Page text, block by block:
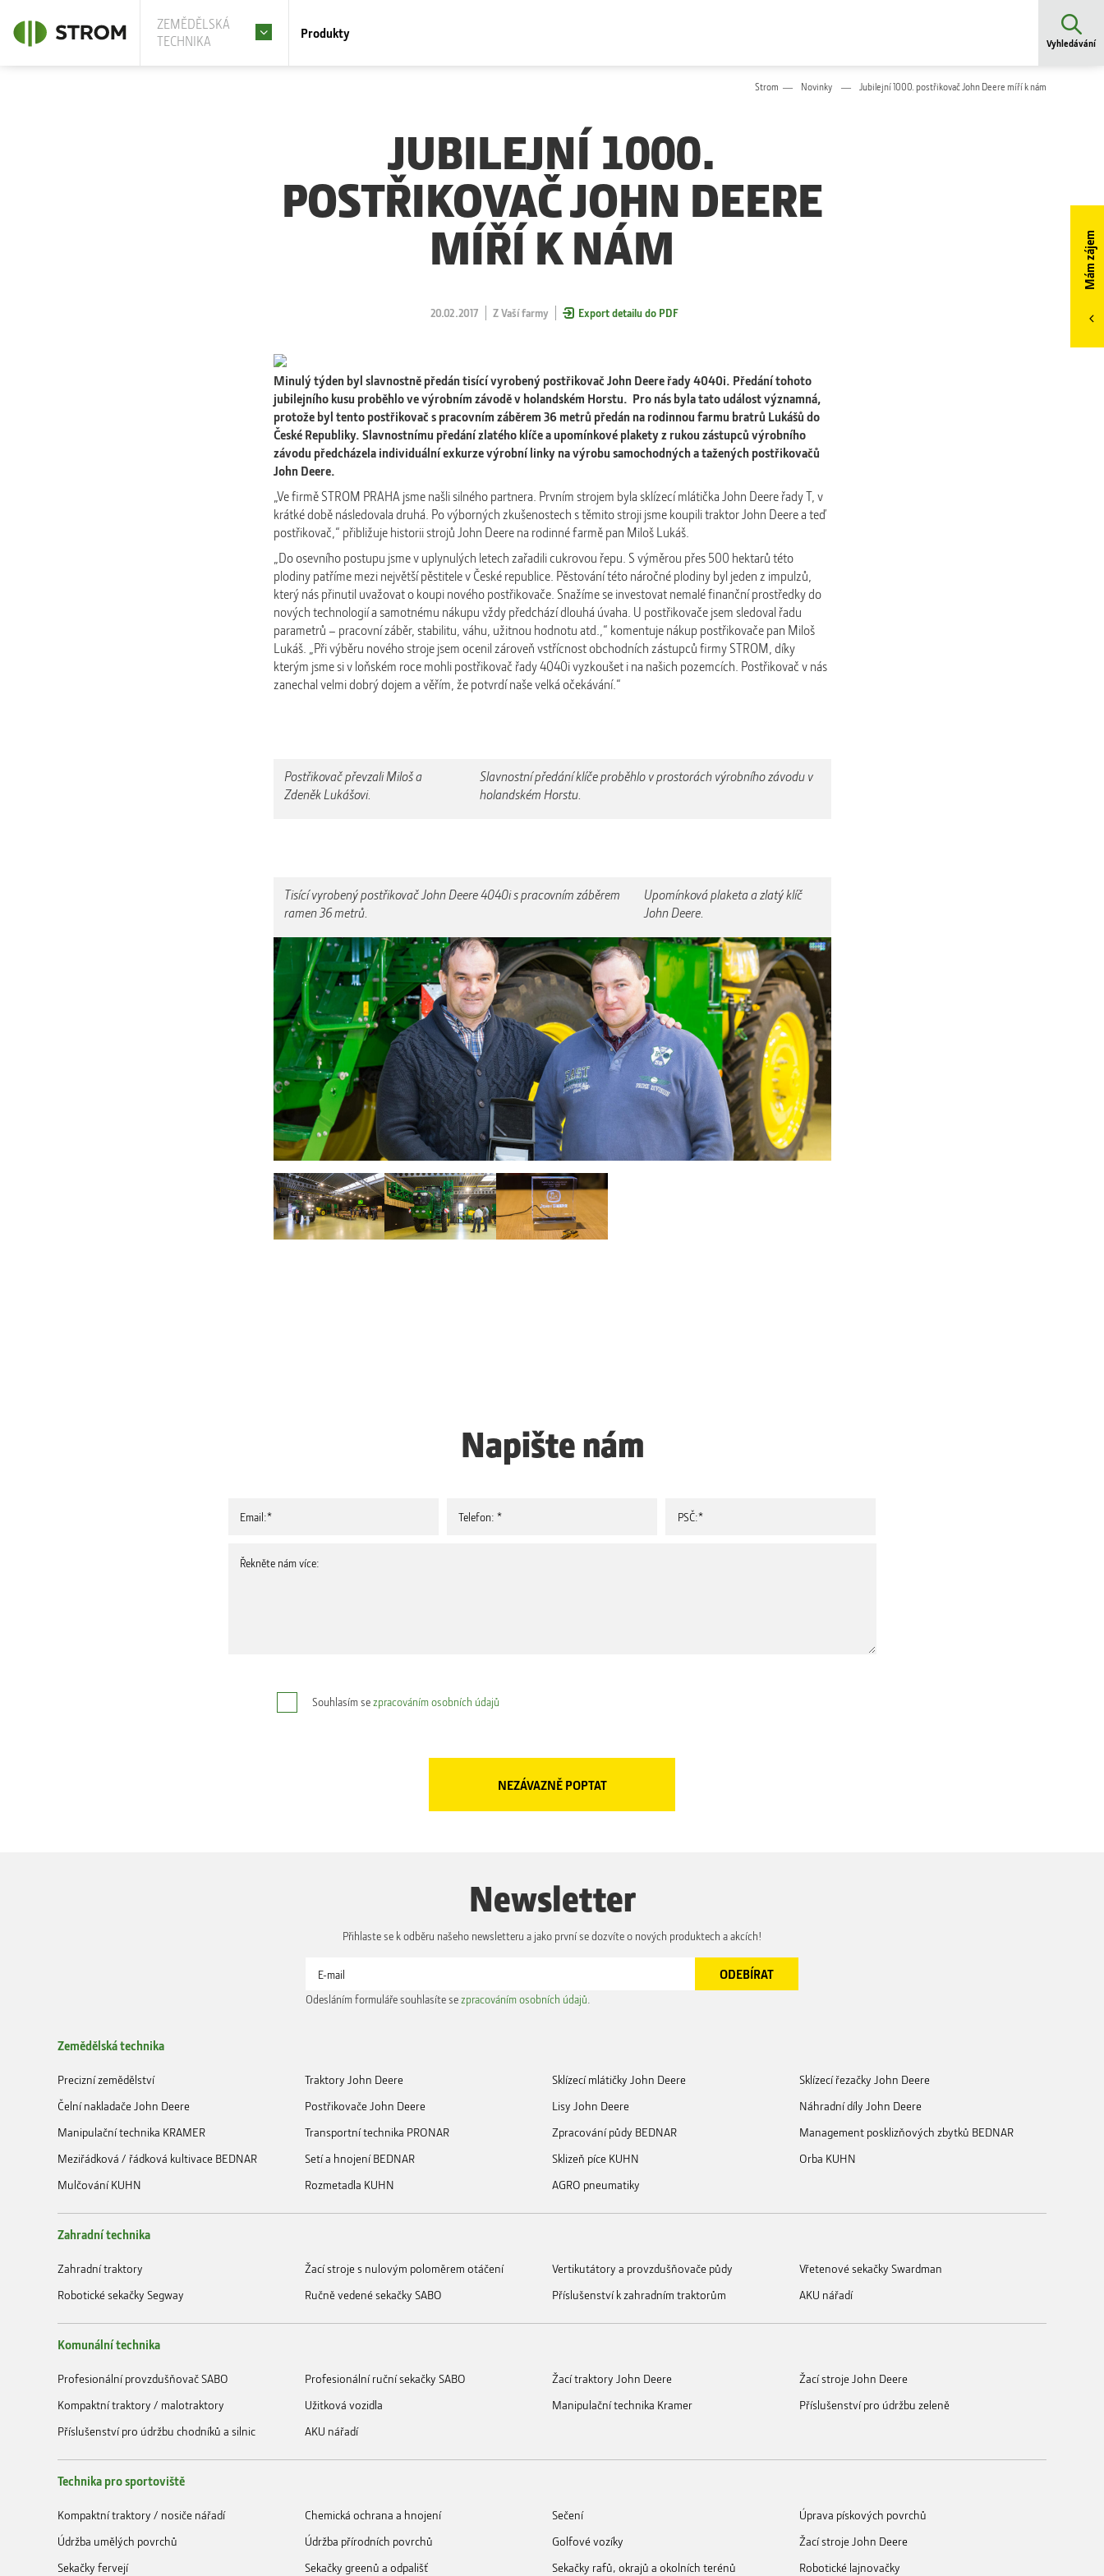
ZEMĚDĚLSKÁ
TECHNIKA
Produkty
Vyhledávání
Mám zájem
Strom Novinky Jubilejní 1000. postřikovač John Deere míří k nám
JUBILEJNÍ 1000.
POSTŘIKOVAČ JOHN DEERE
MÍŘÍ K NÁM
20.02.2017 Z Vaší farmy Export detailu do PDF
Minulý týden byl slavnostně předán tisící vyrobený postřikovač John Deere řady 4040i. Předání tohoto
jubilejního kusu proběhlo ve výrobním závodě v holandském Horstu. Pro nás byla tato událost významná,
protože byl tento postřikovač s pracovním záběrem 36 metrů předán na rodinnou farmu bratrů Lukášů do
České Republiky. Slavnostnímu předání zlatého klíče a upomínkové plakety z rukou zástupců výrobního
závodu předcházela individuální exkurze výrobní linky na výrobu samochodných a tažených postřikovačů
John Deere.
„Ve firmě STROM PRAHA jsme našli silného partnera. Prvním strojem byla sklízecí mlátička John Deere řady T, v
krátké době následovala druhá. Po výborných zkušenostech s těmito stroji jsme koupili traktor John Deere a teď
postřikovač,“ přibližuje historii strojů John Deere na rodinné farmě pan Miloš Lukáš.
„Do osevního postupu jsme v uplynulých letech zařadili cukrovou řepu. S výměrou přes 500 hektarů této
plodiny patříme mezi největší pěstitele v České republice. Pěstování této náročné plodiny byl jeden z impulzů,
který nás přinutil uvažovat o koupi nového postřikovače. Snažíme se investovat nemalé finanční prostředky do
nových technologií a samotnému nákupu vždy předchází dlouhá úvaha. U postřikovače jsem sledoval řadu
parametrů – pracovní záběr, stabilitu, váhu, užitnou hodnotu atd.,“ komentuje nákup postřikovače pan Miloš
Lukáš. „Při výběru nového stroje jsem ocenil zároveň vstřícnost obchodních zástupců firmy STROM, díky
kterým jsme si v loňském roce mohli postřikovač řady 4040i vyzkoušet i na našich pozemcích. Postřikovač v nás
zanechal velmi dobrý dojem a věřím, že potvrdí naše velká očekávání.“
Postřikovač převzali Miloš a
Zdeněk Lukášovi.
Slavnostní předání klíče proběhlo v prostorách výrobního závodu v
holandském Horstu.
Tisící vyrobený postřikovač John Deere 4040i s pracovním záběrem
ramen 36 metrů.
Upomínková plaketa a zlatý klíč
John Deere.
Napište nám
Souhlasím sezpracováním osobních údajů
Newsletter
Přihlaste se k odběru našeho newsletteru a jako první se dozvíte o nových produktech a akcích!
Odesláním formuláře souhlasíte sezpracováním osobních údajů
Zemědělská technika
Precizní zemědělství Traktory John Deere Sklízecí mlátičky John Deere
Sklízecí řezačky John Deere
Čelní nakladače John Deere
Postřikovače John Deere Lisy John Deere
Náhradní díly John Deere
Manipulační technika KRAMER
Transportní technika PRONAR Zpracování půdy BEDNAR
Management posklizňových zbytků BEDNAR
Meziřádková / řádková kultivace BEDNAR
Setí a hnojení BEDNAR Sklizeň píce KUHN
Orba KUHN
Mulčování KUHN
Rozmetadla KUHN AGRO pneumatiky
Zahradní technika
Zahradní traktory Žací stroje s nulovým poloměrem otáčení Vertikutátory a provzdušňovače půdy
Vřetenové sekačky Swardman
Robotické sekačky Segway
Ručně vedené sekačky SABO Příslušenství k zahradním traktorům AKU nářadí
Komunální technika
Profesionální provzdušňovač SABO Profesionální ruční sekačky SABO Žací traktory John Deere
Žací stroje John Deere
Kompaktní traktory / malotraktory
Užitková vozidla Manipulační technika Kramer
Příslušenství pro údržbu zeleně
Příslušenství pro údržbu chodníků a silnic
AKU nářadí
Technika pro sportoviště
Kompaktní traktory / nosiče nářadí Chemická ochrana a hnojení Sečení
Úprava pískových povrchů
Údržba umělých povrchů
Údržba přírodních povrchů Golfové vozíky
Žací stroje John Deere
Sekačky fervejí
Sekačky greenů a odpališť Sekačky rafů, okrajů a okolních terénů Robotické lajnovačky